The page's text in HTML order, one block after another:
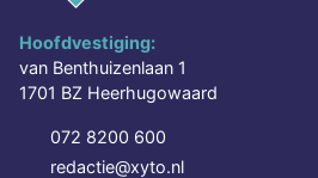
Hoofdvestiging:
van Benthuizenlaan 1
1701 BZ Heerhugowaard
072 8200 600
redactie@xyto.nl